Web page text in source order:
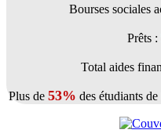
Bourses sociales
Prêts :
Total aides
Plus de 53% des étudiants